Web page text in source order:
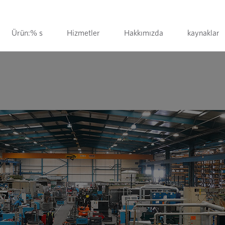
Ürün:% s Hizmetler Hakkımızda kaynaklar